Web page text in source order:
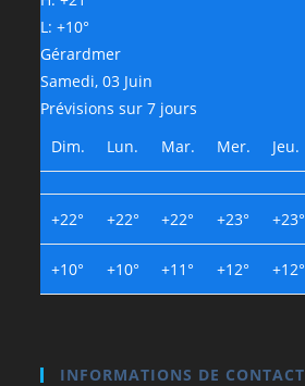
L:+10°
Gérardmer
Samedi, 03 Juin
Prévisions sur 7 jours
Dim.
Lun. Mar. Mer. Jeu.
+22° +22° +22° +23° +23°
+10° +10° +11° +12° +12°
INFORMATIONS DE CONTACT